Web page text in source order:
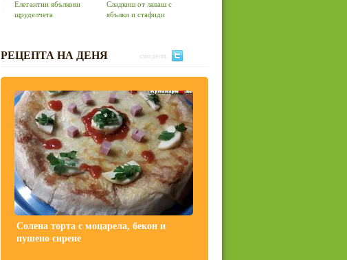
Елегантни ябълкови
щруделчета
Сладкиш от лаваш с
ябълки и стафиди
РЕЦЕПТА НА ДЕНЯ сподели:
Солена торта с моцарела, бекон и
пушено сирене